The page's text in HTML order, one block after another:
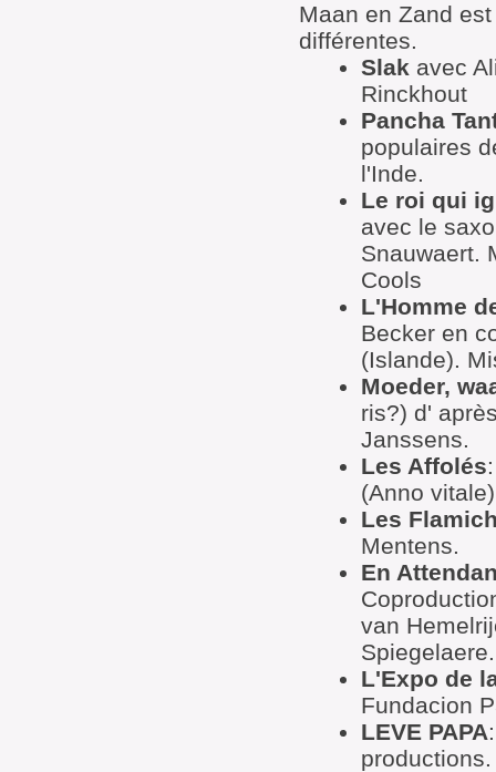
Maan en Zand
différentes.
Slak avec
Rinckhout
Pancha
populaires
l'Inde.
Le roi qui
avec le
Snauwaert.
Cools
L'Homme
Becker en
(Islande).
Moeder,
ris?) d'
Janssens.
Les Affolés
(Anno vitale)
Les
Mentens.
En
van
Spiegelaere.
L'Expo de
Fundacion
LEVE PAPA
productions.